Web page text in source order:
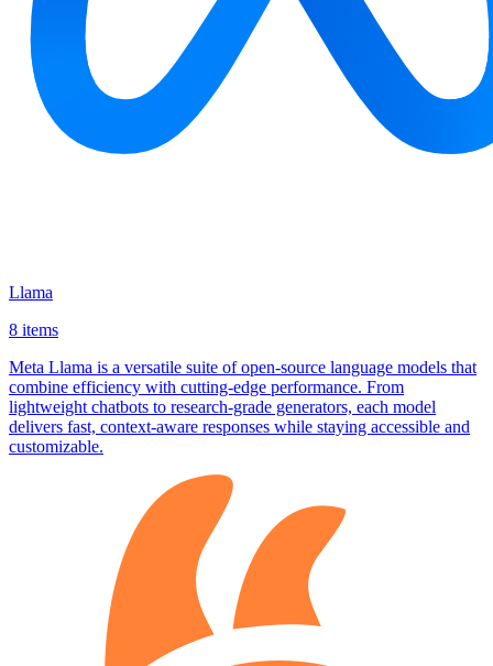
Llama
8 items
Meta Llama is a versatile suite of open‑source language models that
combine efficiency with cutting‑edge performance. From
lightweight chatbots to research‑grade generators, each model
delivers fast, context‑aware responses while staying accessible and
customizable.